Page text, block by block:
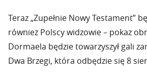
Teraz „Zupełnie Nowy Testament”
również Polscy widzowie – pokaz
Dormaela będzie towarzyszył gali
Dwa Brzegi, która odbędzie się 8